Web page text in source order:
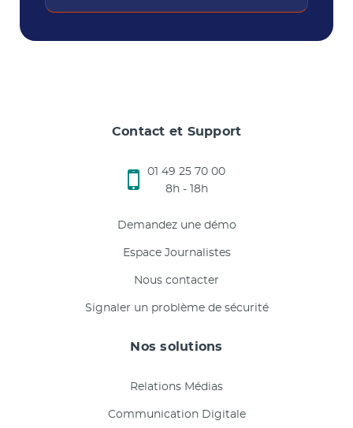
Contact et Support
01 49 25 70 00
8h - 18h
Demandez une démo
Espace Journalistes
Nous contacter
Signaler un problème de sécurité
Nos solutions
Relations Médias
Communication Digitale